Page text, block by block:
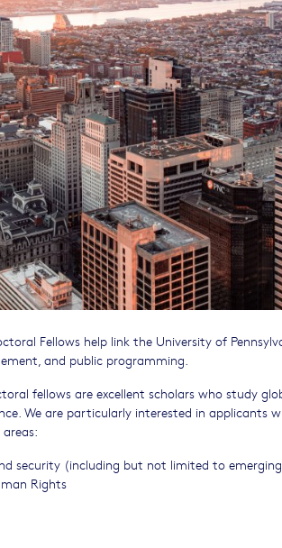
Fellows help link the University of
and public programming.
fellows are excellent scholars who study
We are particularly interested in applicants
security (including but not limited to
Rights